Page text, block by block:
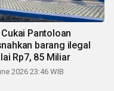
Cukai Pantoloan
barang ilegal
Rp7, 85 Miliar
2026 23:46 WIB